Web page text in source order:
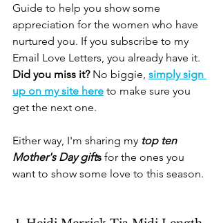
Guide to help you show some
appreciation for the women who have
nurtured you. If you subscribe to my
Email Love Letters, you already have it.
Did you miss it? No biggie, simply sign
up on my site here to make sure you
get the next one.
Either way, I'm sharing my top ten
Mother's Day gifts for the ones you
want to show some love to this season.